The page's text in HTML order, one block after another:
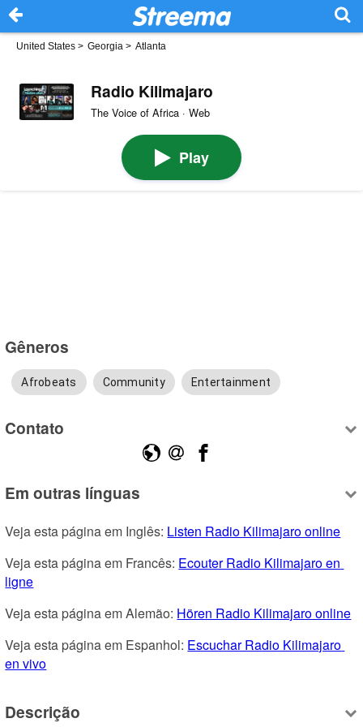
United States > Georgia > Atlanta
Radio Kilimajaro
The Voice of Africa · Web
Play
Gêneros
Afrobeats Community Entertainment
Contato
Em outras línguas
Veja esta página em Inglês: Listen Radio Kilimajaro online
Veja esta página em Francês: Ecouter Radio Kilimajaro en
ligne
Veja esta página em Alemão: Hören Radio Kilimajaro online
Veja esta página em Espanhol: Escuchar Radio Kilimajaro
en vivo
Descrição